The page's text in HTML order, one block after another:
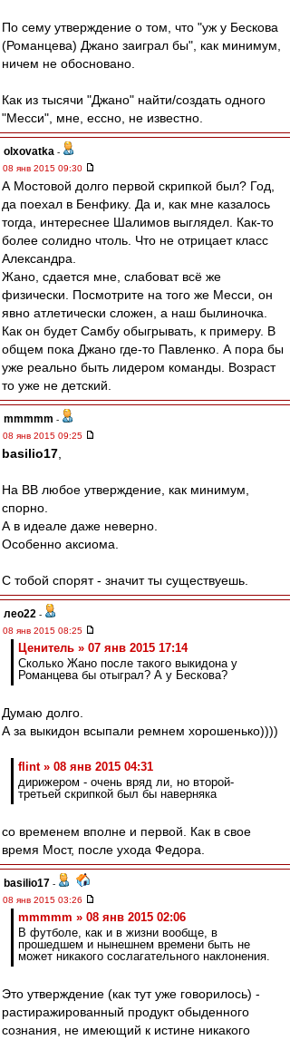
По сему утверждение о том, что "уж у Бескова
(Романцева) Джано заиграл бы", как минимум,
ничем не обосновано.
Как из тысячи "Джано" найти/создать одного
"Месси", мне, ессно, не известно.
olxovatka -
08 янв 2015 09:30
А Мостовой долго первой скрипкой был? Год,
да поехал в Бенфику. Да и, как мне казалось
тогда, интереснее Шалимов выглядел. Как-то
более солидно чтоль. Что не отрицает класс
Александра.
Жано, сдается мне, слабоват всё же
физически. Посмотрите на того же Месси, он
явно атлетически сложен, а наш былиночка.
Как он будет Самбу обыгрывать, к примеру. В
общем пока Джано где-то Павленко. А пора бы
уже реально быть лидером команды. Возраст
то уже не детский.
mmmmm -
08 янв 2015 09:25
basilio17
На ВВ любое утверждение, как минимум,
спорно.
А в идеале даже неверно.
Особенно аксиома.
С тобой спорят - значит ты существуешь.
лео22 -
08 янв 2015 08:25
Ценитель » 07 янв 2015 17:14
Сколько Жано после такого выкидона у
Романцева бы отыграл? А у Бескова?
Думаю долго.
А за выкидон всыпали ремнем хорошенько))))
flint » 08 янв 2015 04:31
дирижером - очень вряд ли, но второй-
третьей скрипкой был бы наверняка
со временем вполне и первой. Как в свое
время Мост, после ухода Федора.
basilio17 -
08 янв 2015 03:26
mmmmm » 08 янв 2015 02:06
В футболе, как и в жизни вообще, в
прошедшем и нынешнем времени быть не
может никакого сослагательного наклонения.
Это утверждение (как тут уже говорилось) -
растиражированный продукт обыденного
сознания, не имеющий к истине никакого